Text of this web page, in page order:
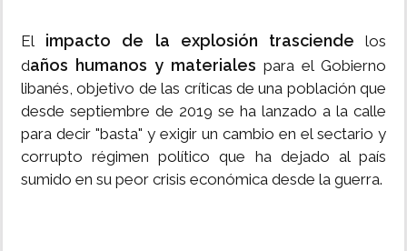
El impacto de la explosión trasciende los
daños humanos y materiales para el Gobierno
libanés, objetivo de las críticas de una población que
desde septiembre de 2019 se ha lanzado a la calle
para decir "basta" y exigir un cambio en el sectario y
corrupto régimen político que ha dejado al país
sumido en su peor crisis económica desde la guerra.